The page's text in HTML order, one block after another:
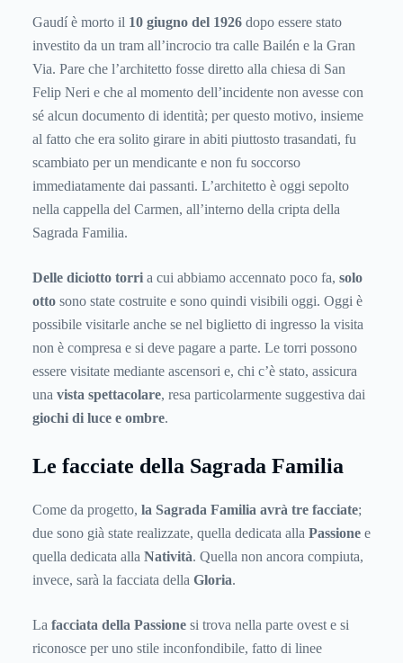
Gaudí è morto il 10 giugno del 1926 dopo essere stato
investito da un tram all’incrocio tra calle Bailén e la Gran
Via. Pare che l’architetto fosse diretto alla chiesa di San
Felip Neri e che al momento dell’incidente non avesse con
sé alcun documento di identità; per questo motivo, insieme
al fatto che era solito girare in abiti piuttosto trasandati, fu
scambiato per un mendicante e non fu soccorso
immediatamente dai passanti. L’architetto è oggi sepolto
nella cappella del Carmen, all’interno della cripta della
Sagrada Familia.
Delle diciotto torri a cui abbiamo accennato poco fa, solo
otto sono state costruite e sono quindi visibili oggi. Oggi è
possibile visitarle anche se nel biglietto di ingresso la visita
non è compresa e si deve pagare a parte. Le torri possono
essere visitate mediante ascensori e, chi c’è stato, assicura
una vista spettacolare, resa particolarmente suggestiva dai
giochi di luce e ombre.
Le facciate della Sagrada Familia
Come da progetto, la Sagrada Familia avrà tre facciate;
due sono già state realizzate, quella dedicata alla Passione e
quella dedicata alla Natività. Quella non ancora compiuta,
invece, sarà la facciata della Gloria.
La facciata della Passione si trova nella parte ovest e si
riconosce per uno stile inconfondibile, fatto di linee